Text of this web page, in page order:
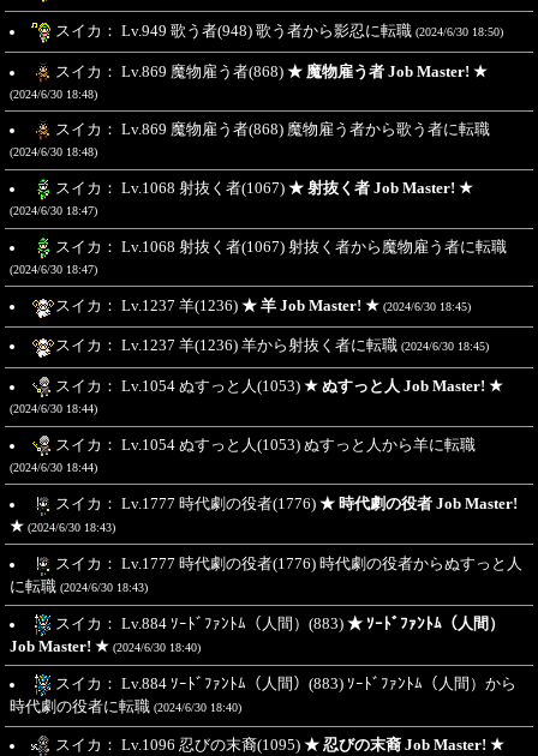
スイカ： Lv.949 歌う者(948) 歌う者から影忍に転職 (2024/6/30 18:50)
スイカ： Lv.869 魔物雇う者(868) ★ 魔物雇う者 Job Master! ★
(2024/6/30 18:48)
スイカ： Lv.869 魔物雇う者(868) 魔物雇う者から歌う者に転職
(2024/6/30 18:48)
スイカ： Lv.1068 射抜く者(1067) ★ 射抜く者 Job Master! ★
(2024/6/30 18:47)
スイカ： Lv.1068 射抜く者(1067) 射抜く者から魔物雇う者に転職
(2024/6/30 18:47)
スイカ： Lv.1237 羊(1236) ★ 羊 Job Master! ★ (2024/6/30 18:45)
スイカ： Lv.1237 羊(1236) 羊から射抜く者に転職 (2024/6/30 18:45)
スイカ： Lv.1054 ぬすっと人(1053) ★ ぬすっと人 Job Master! ★
(2024/6/30 18:44)
スイカ： Lv.1054 ぬすっと人(1053) ぬすっと人から羊に転職
(2024/6/30 18:44)
スイカ： Lv.1777 時代劇の役者(1776) ★ 時代劇の役者 Job Master!
★ (2024/6/30 18:43)
スイカ： Lv.1777 時代劇の役者(1776) 時代劇の役者からぬすっと人
に転職 (2024/6/30 18:43)
スイカ： Lv.884 ｿｰﾄﾞﾌｧﾝﾄﾑ（人間）(883) ★ ｿｰﾄﾞﾌｧﾝﾄﾑ（人間）
Job Master! ★ (2024/6/30 18:40)
スイカ： Lv.884 ｿｰﾄﾞﾌｧﾝﾄﾑ（人間）(883) ｿｰﾄﾞﾌｧﾝﾄﾑ（人間）から
時代劇の役者に転職 (2024/6/30 18:40)
スイカ： Lv.1096 忍びの末裔(1095) ★ 忍びの末裔 Job Master! ★